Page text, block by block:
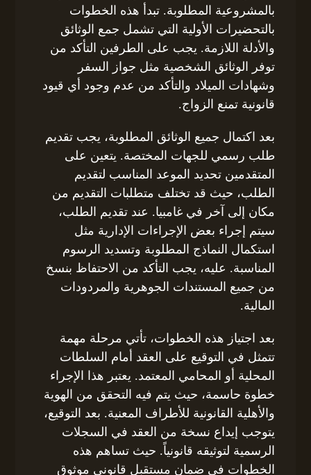
بالمشروعية المطلوبة. تبدأ هذه الخطوات
بالتحضيرات الأولية التي تشمل جمع الوثائق
والأدلة اللازمة. يجب على الطرفين التأكد من
توفر الوثائق الشخصية مثل جواز السفر
وشهادات الميلاد والتأكد من عدم وجود أي قيود
قانونية تمنع الزواج.
بعد اكتمال جميع الوثائق المطلوبة، يجب تقديم
طلب رسمي للجهات المختصة. يتعين على
المتقدمين تحديد الموعد المناسب لتقديم
الطلب، حيث قد تختلف متطلبات التقديم من
مكان إلى آخر في غامبيا. عند تقديم الطلب،
سيتم إجراء بعض الإجراءات الإدارية مثل
استكمال النماذج المطلوبة وتسديد الرسوم
المناسبة. عليه، يجب التأكد من الاحتفاظ بنسخ
من جميع المستندات الجوهرية والمردودات
المالية.
بعد اجتياز هذه الخطوات، تأتي مرحلة مهمة
تتمثل في التوقيع على العقد أمام السلطات
المحلية أو المحامي المعتمد. يعتبر هذا الإجراء
خطوة حاسمة، حيث يتم فيه التحقق من الهوية
والأهلية القانونية للأطراف المعنية. بعد التوقيع،
يتوجب إيداع نسخة من العقد في السجلات
الرسمية لتوثيقه قانونياً. حيث تساهم هذه
الخطوات في ضمان مستقبل قانوني موثوق